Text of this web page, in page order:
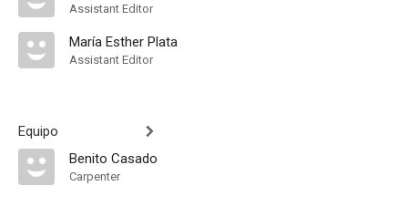
Assistant Editor
María Esther Plata
Assistant Editor
Equipo
Benito Casado
Carpenter